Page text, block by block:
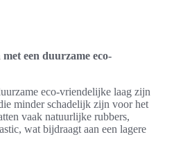
een duurzame eco-
eco-vriendelijke laag zijn
minder schadelijk zijn voor het
vaak natuurlijke rubbers,
wat bijdraagt aan een lagere